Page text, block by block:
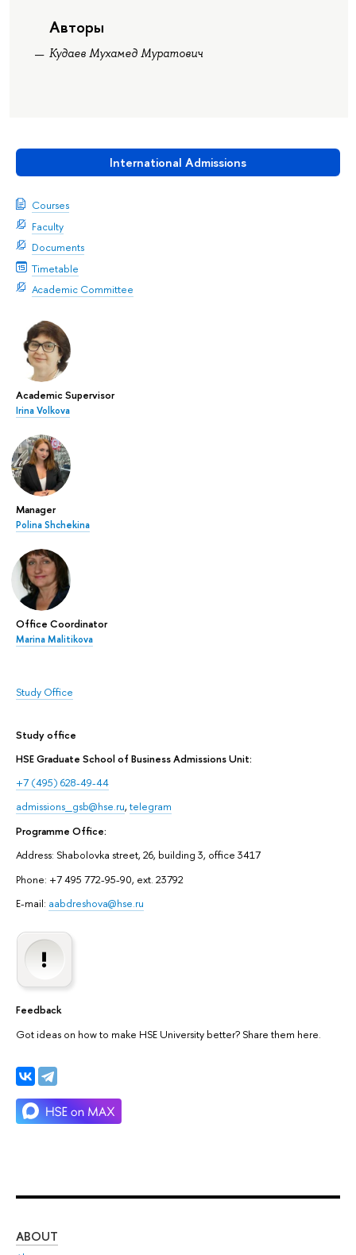
International Admissions
Courses
Faculty
Documents
Timetable
Academic Committee
Academic Supervisor
Irina Volkova
Manager
Polina Shchekina
Office Coordinator
Marina Malitikova
Study Office
Study office
HSE Graduate School of Business Admissions Unit:
+7 (495) 628-49-44
admissions_gsb@hse.ru, telegram
Programme Office:
Address: Shabolovka street, 26, building 3, office 3417
Phone: +7 495 772-95-90, ext. 23792
E-mail: aabdreshova@hse.ru
Feedback
Got ideas on how to make HSE University better? Share them here.
Авторы
Кудаев Мухамед Муратович
ABOUT